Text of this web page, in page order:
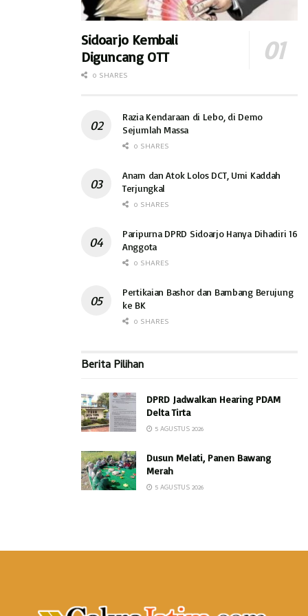
Sidoarjo Kembali
Diguncang OTT
0 SHARES
Razia Kendaraan di Lebo, di Demo
Sejumlah Massa
0 SHARES
Anam dan Atok Lolos DCT, Umi Kaddah
Terjungkal
0 SHARES
Paripurna DPRD Sidoarjo Hanya Dihadiri 16
Anggota
0 SHARES
Pertikaian Bashor dan Bambang Berujung
ke BK
0 SHARES
Berita Pilihan
DPRD Jadwalkan Hearing PDAM
Delta Tirta
5 AGUSTUS 2026
Dusun Melati, Panen Bawang
Merah
5 AGUSTUS 2026